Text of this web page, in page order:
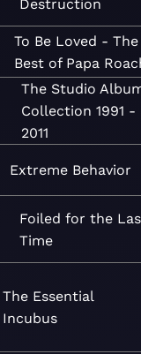
Destruction
To Be Loved - The
Best of Papa
The Studio
Collection 1991 -
2011
Extreme Behavior
Foiled for the
Time
The Essential
Incubus